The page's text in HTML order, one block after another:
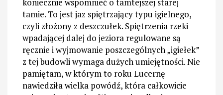
koniecznie wspomnieć o tamtejszej starej
tamie. To jest jaz spiętrzający typu igielnego,
czyli złożony z deszczułek. Spiętrzenia rzeki
wpadającej dalej do jeziora regulowane są
ręcznie i wyjmowanie poszczególnych „igiełek”
z tej budowli wymaga dużych umiejętności. Nie
pamiętam, w którym to roku Lucernę
nawiedziła wielka powódź, która całkowicie